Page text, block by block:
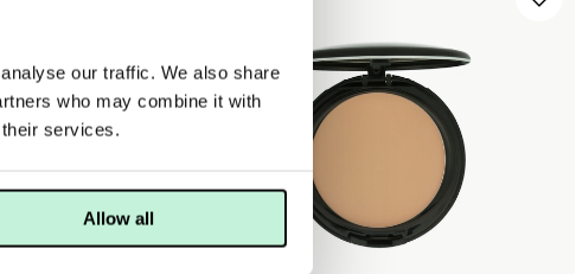
our traffic. We also share
who may combine it with
services.
Allow all